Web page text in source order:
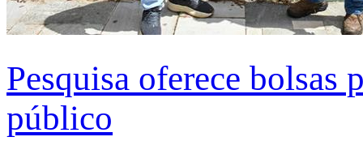
Pesquisa oferece bolsas
público